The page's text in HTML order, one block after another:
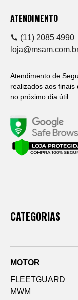
ATENDIMENTO
(11) 2085 4990
Atendimento de
realizados aos
no próximo dia útil.
CATEGORIAS
MOTOR
FLEETGUARD
MWM